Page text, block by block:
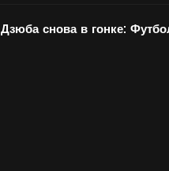
Дзюба снова в гонке: